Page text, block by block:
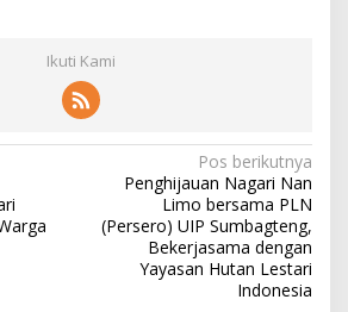
Ikuti Kami
Pos berikutnya
Penghijauan Nagari Nan
Limo bersama PLN
(Persero) UIP Sumbagteng,
Bekerjasama dengan
Yayasan Hutan Lestari
Indonesia